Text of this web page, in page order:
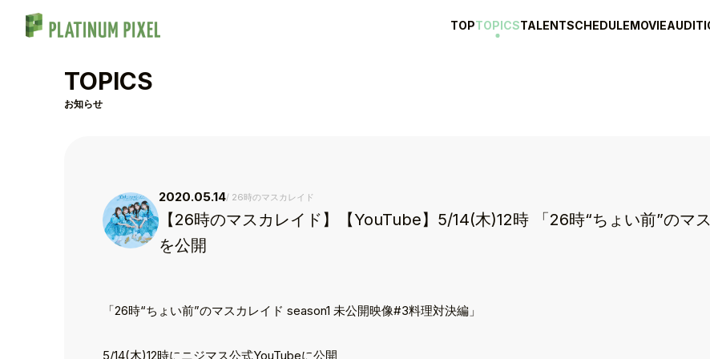
TOPTOPICSTALENTSCHEDULEMOVIE
TOPICS
お知らせ
2020.05.14 26時のマスカレイド
【26時のマスカレイド】【YouTube】5/14(木)12時 「26時“ちょい前”のマ
を公開
「26時“ちょい前”のマスカレイド season1 未公開映像#3料理対決編」
5/14(木)12時にニジマス公式YouTubeに公開